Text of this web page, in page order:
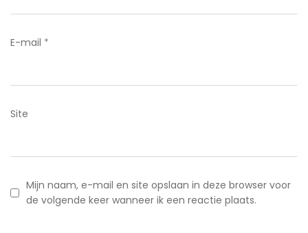
E-mail *
Site
Mijn naam, e-mail en site opslaan in deze browser voor
de volgende keer wanneer ik een reactie plaats.